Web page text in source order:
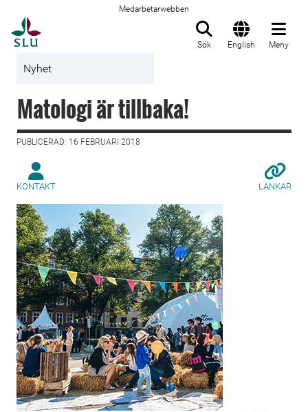
Medarbetarwebben
Sök English Meny
Nyhet
Matologi är tillbaka!
PUBLICERAD: 16 FEBRUARI 2018
KONTAKT LÄNKAR